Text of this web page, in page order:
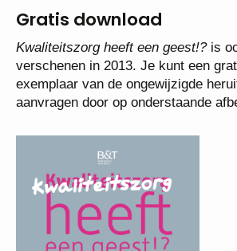
Gratis download
Kwaliteitszorg heeft een geest!?is
verschenen in 2013. Je kunt een
exemplaar van de ongewijzigde
aanvragen door op onderstaande